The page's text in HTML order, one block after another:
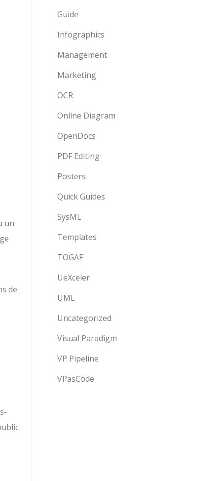
un
de
Guide
Infographics
Management
Marketing
OCR
Online Diagram
OpenDocs
PDF Editing
Posters
Quick Guides
SysML
Templates
TOGAF
UeXceler
UML
Uncategorized
Visual Paradigm
VP Pipeline
VPasCode